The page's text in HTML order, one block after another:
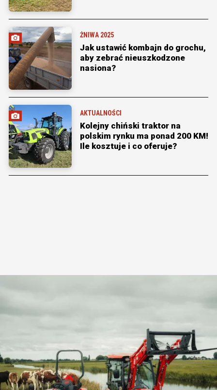
ŻNIWA 2025
Jak ustawić kombajn do grochu,
aby zebrać nieuszkodzone
nasiona?
AKTUALNOŚCI
Kolejny chiński traktor na
polskim rynku ma ponad 200 KM!
Ile kosztuje i co oferuje?